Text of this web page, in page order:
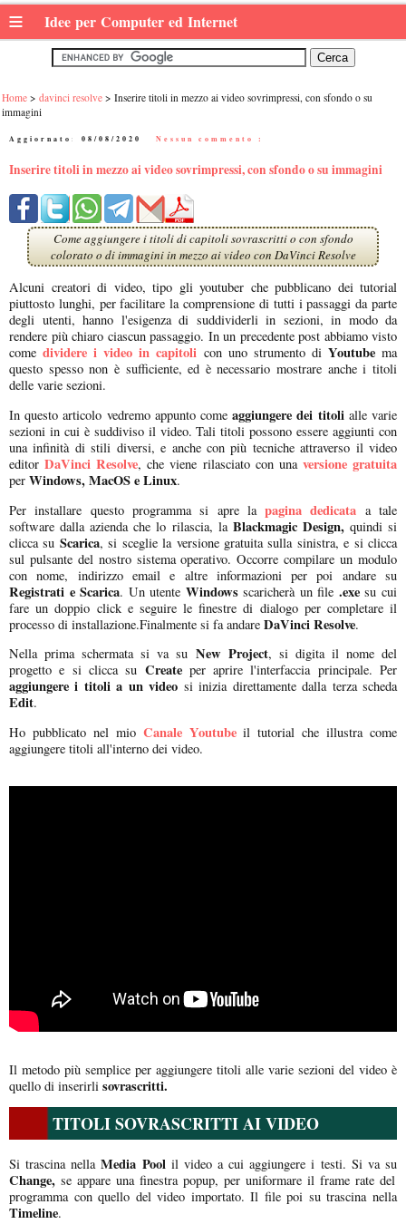
≡ Idee per Computer ed Internet
Home davinci resolve
Inserire titoli in mezzo ai video sovrimpressi, con sfondo o su
immagini
Aggiornato: 08/08/2020 Nessun commento :
Inserire titoli in mezzo ai video sovrimpressi, con sfondo o su immagini
Come aggiungere i titoli di capitoli sovrascritti o con sfondo
colorato o di immagini in mezzo ai video con DaVinci Resolve
Alcuni creatori di video, tipo gli youtuber che pubblicano dei tutorial
piuttosto lunghi, per facilitare la comprensione di tutti i passaggi da parte
degli utenti, hanno l'esigenza di suddividerli in sezioni, in modo da
rendere più chiaro ciascun passaggio. In un precedente post abbiamo visto
comedividere i video in capitoli con uno strumento di Youtubema
questo spesso non è sufficiente, ed è necessario mostrare anche i titoli
delle varie sezioni.
In questo articolo vedremo appunto comeaggiungere dei titolialle varie
sezioni in cui è suddiviso il video. Tali titoli possono essere aggiunti con
una infinità di stili diversi, e anche con più tecniche attraverso il video
editorDaVinci Resolve, che viene rilasciato con una versione gratuita
per Windows, MacOS e Linux.
Per installare questo programma si apre lapagina dedicata a tale
software dalla azienda che lo rilascia, la Blackmagic Design, quindi si
clicca su Scarica, si sceglie la versione gratuita sulla sinistra, e si clicca
sul pulsante del nostro sistema operativo. Occorre compilare un modulo
con nome, indirizzo email e altre informazioni per poi andare su
Registrati e Scarica. Un utente Windowsscaricherà un file .exesu cui
fare un doppio click e seguire le finestre di dialogo per completare il
processo di installazione.Finalmente si fa andare DaVinci Resolve.
Nella prima schermata si va su New Project, si digita il nome del
progetto e si clicca su Createper aprire l'interfaccia principale. Per
aggiungere i titoli a un video si inizia direttamente dalla terza scheda
Edit.
Ho pubblicato nel mio Canale Youtubeil tutorial che illustra come
aggiungere titoli all'interno dei video.
Il metodo più semplice per aggiungere titoli alle varie sezioni del video è
quello di inserirli sovrascritti.
TITOLI SOVRASCRITTI AI VIDEO
Si trascina nellaMedia Poolil video a cui aggiungere i testi. Si va su
Change, se appare una finestra popup, per uniformare il frame rate del
programma con quello del video importato. Il file poi su trascina nella
Timeline.